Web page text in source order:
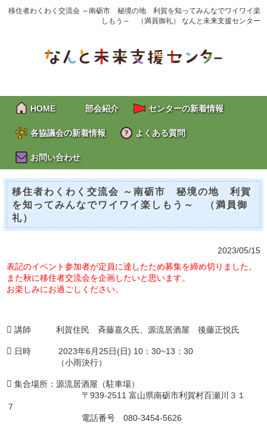
移住者わくわく交流会 ～南砺市 秘境の地 利賀を知ってみんなでワイワイ楽
しもう～ （満員御礼） なんと未来支援センター
HOME 部会紹介 センターの新着情報
各協議会の新着情報 よくある質問
お問い合わせ
移住者わくわく交流会 ～南砺市 秘境の地 利賀
を知ってみんなでワイワイ楽しもう～ （満員御
礼）
2023/05/15
表記のイベント参加者が定員に達したため募集を締め切りました。
また秋に移住者交流会を企画したいと思います。
お楽しみにお過ごしください。
 講師 利賀住民 斉藤嘉久氏、源流居酒屋 後藤正悦氏
 日時 2023年6月25日(日) 10：30~13：30
（小雨決行）
 集合場所：源流居酒屋（駐車場）
〒939-2511 富山県南砺市利賀村百瀬川３１
７
電話番号 080-3454-5626